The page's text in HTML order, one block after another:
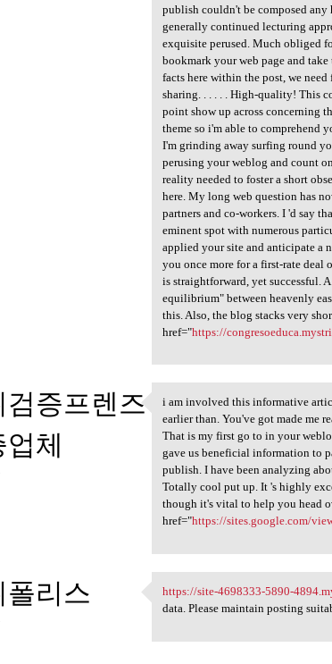
publish couldn't be composed
generally continued lecturing
exquisite perused. Much obliged
bookmark your web page and
facts here within the post, we
sharing. . . . . . High-quality! This
point show up across concerning
theme so i'm able to
I'm grinding away surfing round
perusing your weblog and count
reality needed to foster a short
here. My long web question has
partners and co-workers. I 'd say
eminent spot with numerous
applied your site and anticipate a
you once more for a first-rate
is straightforward, yet
equilibrium" between heavenly
this. Also, the blog stacks very
href="https://
검증프렌즈
체
i am involved this
i am involved this informative
earlier than. You've got made me
That is my first go to in your
gave us beneficial information to
publish. I have been analyzing
Totally cool put up. It 's highly
though it's vital to help you head
href="https://sites.google.com/
리스 https://site-4698333-
https://site-4698333-5890-
data. Please maintain posting